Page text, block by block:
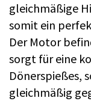
gleichmäßige
somit ein
Der Motor
sorgt für eine
Dönerspießes,
gleichmäßig